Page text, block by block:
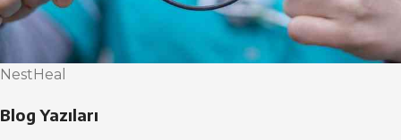
NestHeal
Blog Yazıları